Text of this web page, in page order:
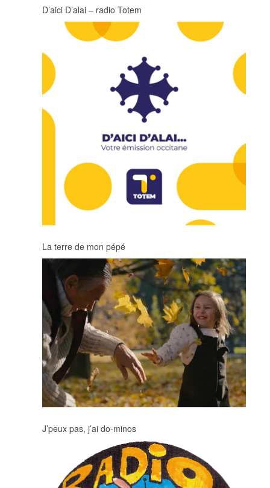
D’aici D’alai – radio Totem
La terre de mon pépé
J’peux pas, j’ai do-minos